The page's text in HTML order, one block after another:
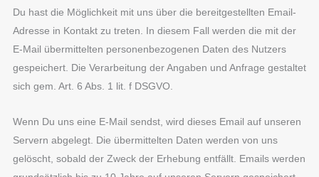
Du hast die Möglichkeit mit uns über die bereitgestellten Email-
Adresse in Kontakt zu treten. In diesem Fall werden die mit der
E-Mail übermittelten personenbezogenen Daten des Nutzers
gespeichert. Die Verarbeitung der Angaben und Anfrage gestaltet
sich gem. Art. 6 Abs. 1 lit. f DSGVO.
Wenn Du uns eine E-Mail sendst, wird dieses Email auf unseren
Servern abgelegt. Die übermittelten Daten werden von uns
gelöscht, sobald der Zweck der Erhebung entfällt. Emails werden